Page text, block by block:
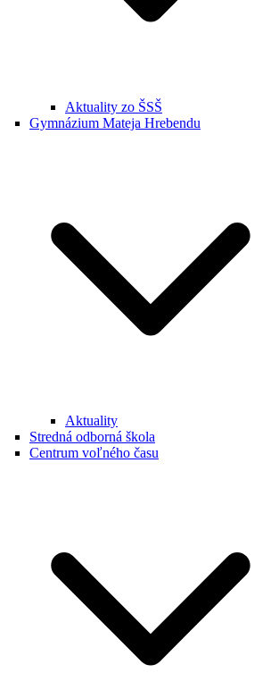
Aktuality zo ŠSŠ
Gymnázium Mateja Hrebendu
Aktuality
Stredná odborná škola
Centrum voľného času